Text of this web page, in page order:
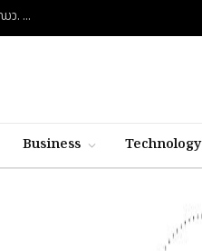
ദുബായിൽ പാസ്‌പോർട്ട് സേവനങ്ങൾ വേഗത്തിലാക്കും: പുതിയ കോൺസൽ ജനറൽ ഡോ. ഇ. വിഷ്ണുവർധൻ റെഡ്ഡി
Business Technology